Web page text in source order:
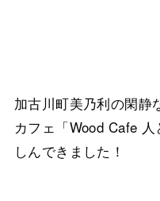
加古川町美乃利の閑静
カフェ「Wood Cafe
しんできました！